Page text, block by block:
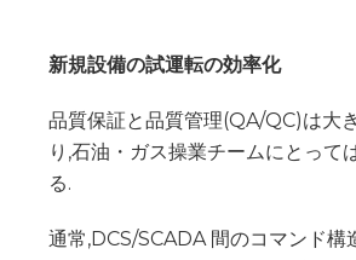
新規設備の試運転の効率化
品質保証と品質管理(QA/QC)は大
り,石油・ガス操業チームにとって
る.
通常,DCS/SCADA 間のコマンド構